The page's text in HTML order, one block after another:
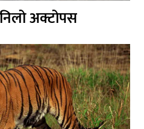
अक्टोपस